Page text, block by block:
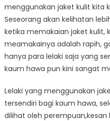
menggunakan jaket kulit kita
Seseorang akan kelihatan
ketika memakaian jaket kulit,
meamakainya adalah rapih,
hanya para lelaki saja yang
kaum hawa pun kini sangat
Lelaki yang menggunakan
tersendiri bagi kaum hawa,
dilihat oleh perempuan,kesan